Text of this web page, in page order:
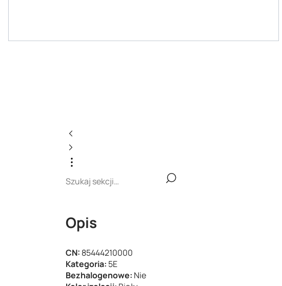
Opis
CN: 85444210000
Kategoria: 5E
Bezhalogenowe: Nie